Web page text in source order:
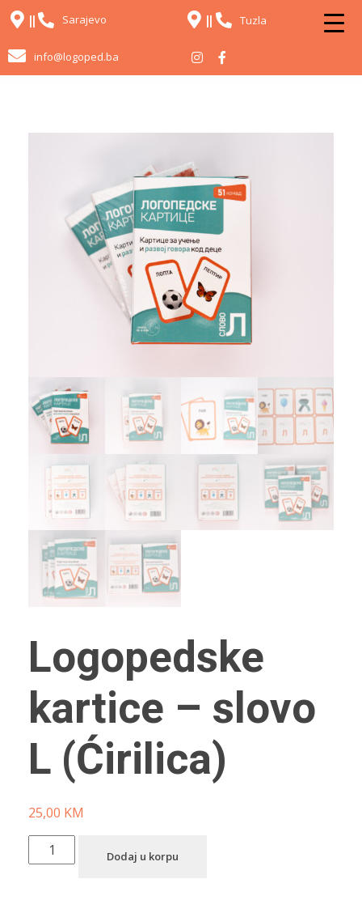
Sarajevo Tuzla
info@logoped.ba
Logopedske
kartice – slovo
L (Ćirilica)
25,00 KM
Dodaj u korpu